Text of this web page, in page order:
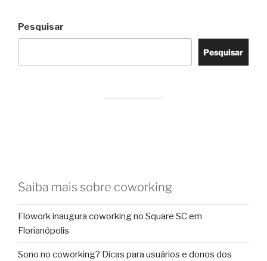
Pesquisar
Pesquisar
Saiba mais sobre coworking
Flowork inaugura coworking no Square SC em
Florianópolis
Sono no coworking? Dicas para usuários e donos dos